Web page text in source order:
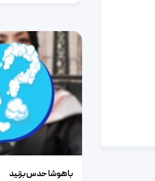
باهوشا حدس بزنید